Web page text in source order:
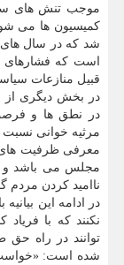
موجب تنش های
کمیسیون ها می
شد که در سال های
است که فشارهای
قبیل منازعات
در بخش دیگری از
در نطق ها و
مرثیه خوانی نسبت
معرفی ظرفیت های
مجلس می باشد و
ناامید کردن مردم
در ادامه این
نکنند که با
توانند در راه حق
شده است: «خواست